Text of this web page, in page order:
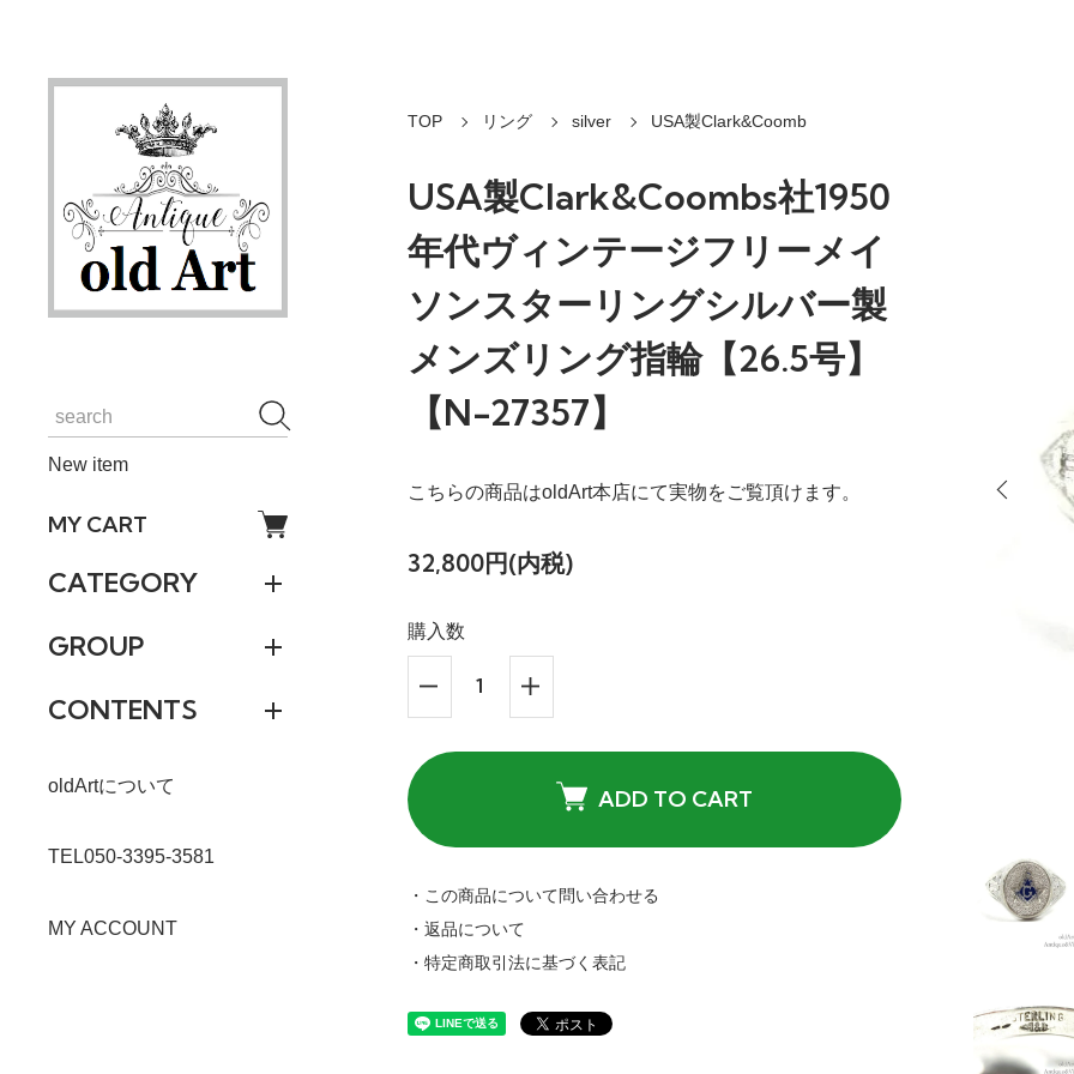
New item
MY CART
CATEGORY
GROUP
CONTENTS
oldArtについて
TEL050-3395-3581
MY ACCOUNT
TOP リング silver USA製Clark&Coomb
USA製Clark&Coombs社1950
年代ヴィンテージフリーメイ
ソンスターリングシルバー製
メンズリング指輪【26.5号】
【N-27357】
こちらの商品はoldArt本店にて実物をご覧頂けます。
32,800円(内税)
購入数
ADD TO CART
・この商品について問い合わせる
・返品について
・特定商取引法に基づく表記